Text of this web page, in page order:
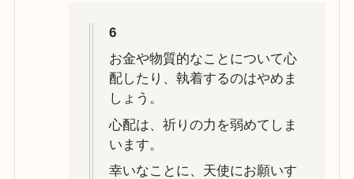
6
お金や物質的なことについて心
配したり、執着するのはやめま
しょう。
心配は、祈りの力を弱めてしま
います。
幸いなことに、天使にお願いす